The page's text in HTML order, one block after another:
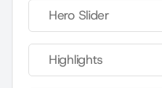
Hero Slider
Highlights